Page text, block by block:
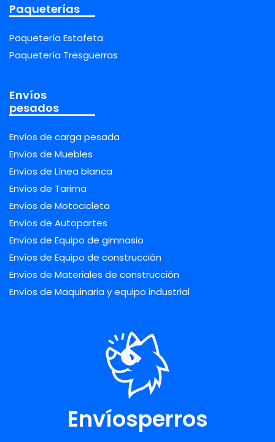
Paqueterías
Paquetería Estafeta
Paquetería Tresguerras
Envíos
pesados
Envíos de carga pesada
Envíos de Muebles
Envíos de Línea blanca
Envíos de Tarima
Envíos de Motocicleta
Envíos de Autopartes
Envíos de Equipo de gimnasio
Envíos de Equipo de construcción
Envíos de Materiales de construcción
Envíos de Maquinaria y equipo industrial
Envíosperros